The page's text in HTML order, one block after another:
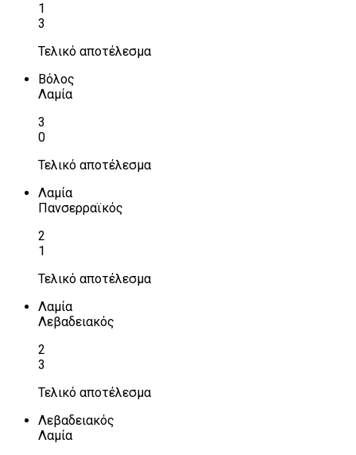
1
3
Τελικό αποτέλεσμα
Βόλος
Λαμία
3
0
Τελικό αποτέλεσμα
Λαμία
Πανσερραϊκός
2
1
Τελικό αποτέλεσμα
Λαμία
Λεβαδειακός
2
3
Τελικό αποτέλεσμα
Λεβαδειακός
Λαμία